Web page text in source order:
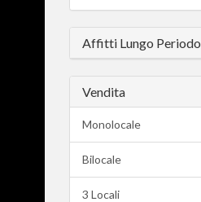
Affitti Lungo Periodo
Vendita
Monolocale
Bilocale
3 Locali